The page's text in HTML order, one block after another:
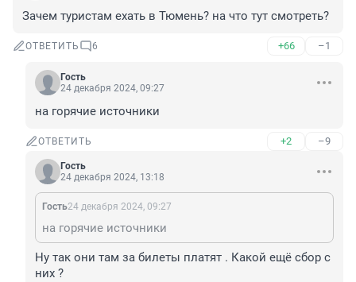
Зачем туристам ехать в Тюмень? на что тут смотреть?
ОТВЕТИТЬ 6 +66 –1
Гость
24 декабря 2024, 09:27
на горячие источники
ОТВЕТИТЬ +2 –9
Гость
24 декабря 2024, 13:18
Гость24 декабря 2024, 09:27
на горячие источники
Ну так они там за билеты платят . Какой ещё сбор с
них ?